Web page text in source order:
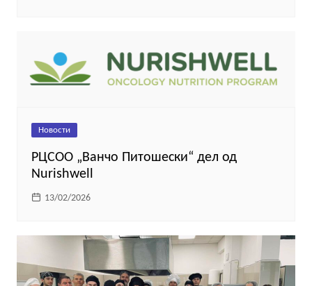
Новости
РЦСОО „Ванчо Питошески“ дел од
Nurishwell
13/02/2026